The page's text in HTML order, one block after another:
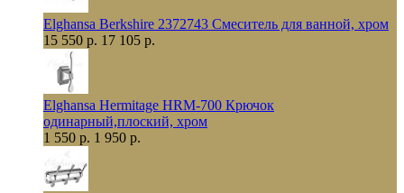
Elghansa Berkshire 2372743 Смеситель для ванной, хром
15 550 р. 17 105 р.
Elghansa Hermitage HRM-700 Крючок
одинарный,плоский, хром
1 550 р. 1 950 р.